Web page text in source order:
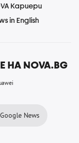
Кариери
in English
NOVA.BG
News